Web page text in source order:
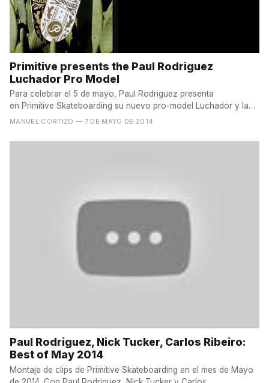
Primitive presents the Paul Rodriguez
Luchador Pro Model
Para celebrar el 5 de mayo, Paul Rodriguez presenta
en Primitive Skateboarding su nuevo pro-model Luchador y la
prueba...
MANUEL CORTIZO — 7 DE MAYO DE 2014
Paul Rodriguez, Nick Tucker, Carlos Ribeiro:
Best of May 2014
Montaje de clips de Primitive Skateboarding en el mes de Mayo